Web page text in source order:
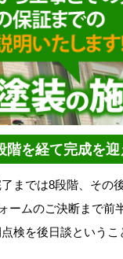
階を経て完成を
までは8段階、その
ームのご決断まで前
検を後日談というこ